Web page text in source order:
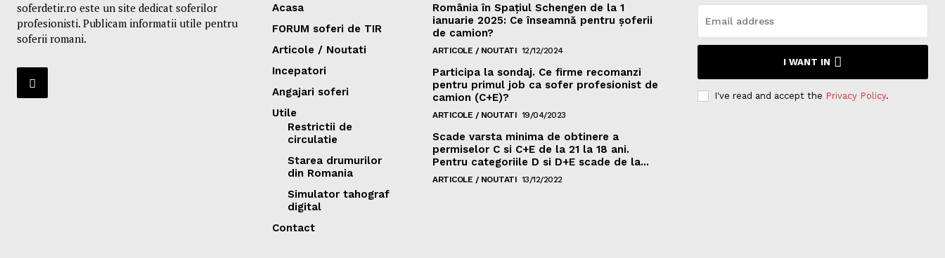
soferdetir.ro este un site dedicat soferilor
profesionisti. Publicam informatii utile pentru
soferii romani.
Acasa
FORUM soferi de TIR
Articole / Noutati
Incepatori
Angajari soferi
Utile
Restrictii de
circulatie
Starea drumurilor
din Romania
Simulator tahograf
digital
Contact
România în Spațiul Schengen de la 1
ianuarie 2025: Ce înseamnă pentru șoferii
de camion?
ARTICOLE / NOUTATI 12/12/2024
Participa la sondaj. Ce firme recomanzi
pentru primul job ca sofer profesionist de
camion (C+E)?
ARTICOLE / NOUTATI 19/04/2023
Scade varsta minima de obtinere a
permiselor C si C+E de la 21 la 18 ani.
Pentru categoriile D si D+E scade de la...
ARTICOLE / NOUTATI 13/12/2022
I WANT IN
I've read and accept the Privacy Policy.